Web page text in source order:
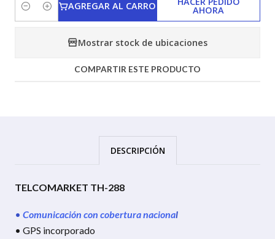
Cantidad
AGREGAR AL CARRO AHORA
Mostrar stock de ubicaciones
COMPARTIR ESTE PRODUCTO
DESCRIPCIÓN
TELCOMARKET TH-288
• Comunicación con cobertura nacional
• GPS incorporado